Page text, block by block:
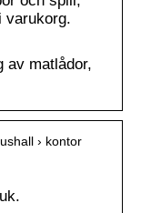
varukorg.
av matlådor,
› kontor